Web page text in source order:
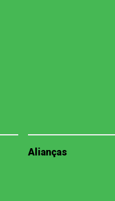
Alianças